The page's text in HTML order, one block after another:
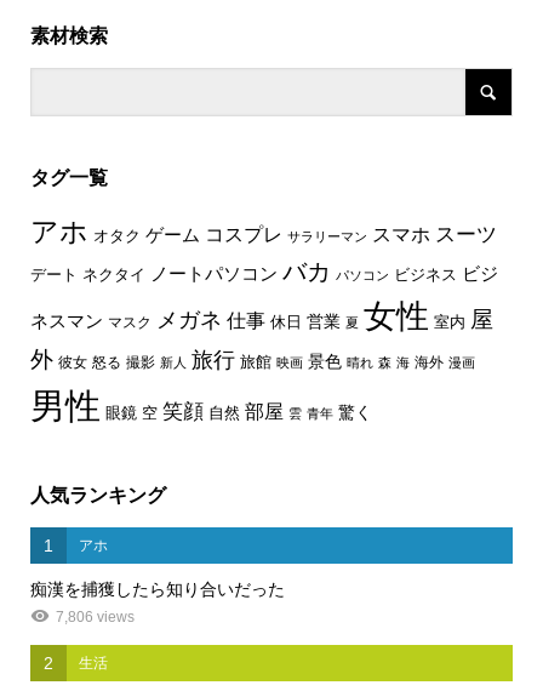
素材検索
タグ一覧
アホ オタク ゲーム コスプレ サラリーマン スマホ スーツ
デート ネクタイ ノートパソコン バカ パソコン ビジネス ビジ
ネスマン マスク メガネ 仕事 休日 営業 夏 女性 室内 屋
外 彼女 怒る 撮影 新人 旅行 旅館 映画 景色 晴れ 森 海 海外 漫画
男性 眼鏡 空 笑顔 自然 部屋 雲 青年 驚く
人気ランキング
1 アホ
痴漢を捕獲したら知り合いだった
7,806 views
2 生活